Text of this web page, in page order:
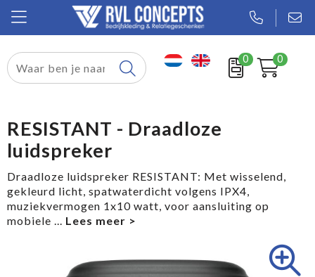
0 0
Relatiegeschenken
Tassen
Sport
Werkkleding
RESISTANT - Draadloze
luidspreker
Draadloze luidspreker RESISTANT: Met wisselend,
gekleurd licht, spatwaterdicht volgens IPX4,
muziekvermogen 1x10 watt, voor aansluiting op
mobiele ...